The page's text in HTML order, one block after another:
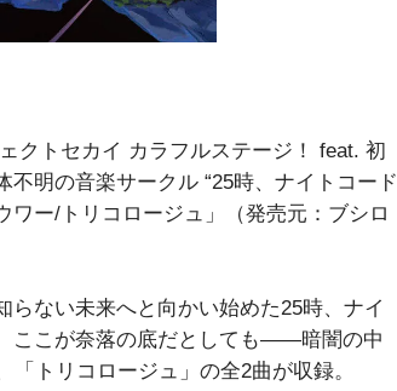
クトセカイ カラフルステージ！ feat. 初
明の音楽サークル “25時、ナイトコード
ワー/トリコロージュ」（発売元：ブシロ
ない未来へと向かい始めた25時、ナイ
ここが奈落の底だとしても——暗闇の中
トリコロージュ」の全2曲が収録。